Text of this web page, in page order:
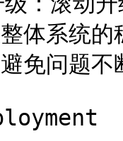
体系统
免问题不